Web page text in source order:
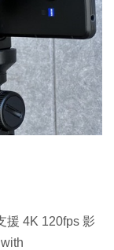
援 4K 120fps 影